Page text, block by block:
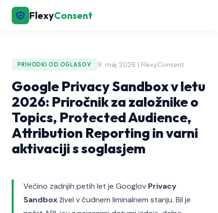
FlexyConsent
PRIHODKI OD OGLASOV 9. maj 2026 | FlexyConsent
Google Privacy Sandbox v letu
2026: Priročnik za založnike o
Topics, Protected Audience,
Attribution Reporting in varni
aktivaciji s soglasjem
Večino zadnjih petih let je Googlov Privacy
Sandboxživel v čudnem liminalnem stanju. Bil je